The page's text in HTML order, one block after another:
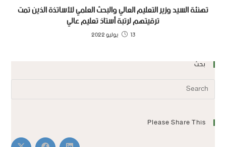
تهنئة السيد وزير التعليم العالي والبحث العلمي للأساتذة الذين تمت
ترقيتهم لرتبة أستاذ تعليم عالي
13 يوليو 2022
بحث
Please Share This